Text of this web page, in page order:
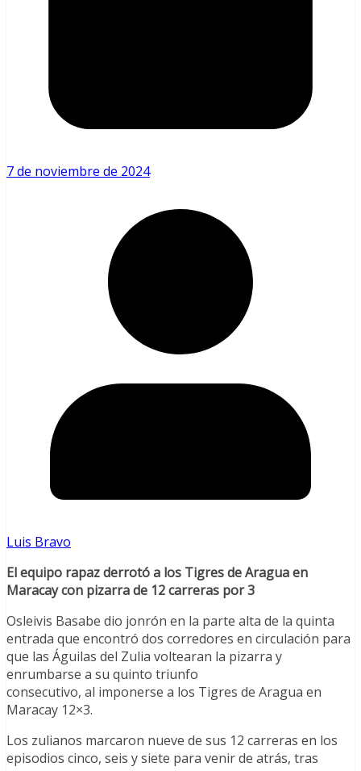
7 de noviembre de 2024
Luis Bravo
El equipo rapaz derrotó a los Tigres de Aragua en
Maracay con pizarra de 12 carreras por 3
Osleivis Basabe dio jonrón en la parte alta de la quinta
entrada que encontró dos corredores en circulación para
que las Águilas del Zulia voltearan la pizarra y
enrumbarse a su quinto triunfo
consecutivo, al imponerse a los Tigres de Aragua en
Maracay 12×3.
Los zulianos marcaron nueve de sus 12 carreras en los
episodios cinco, seis y siete para venir de atrás, tras